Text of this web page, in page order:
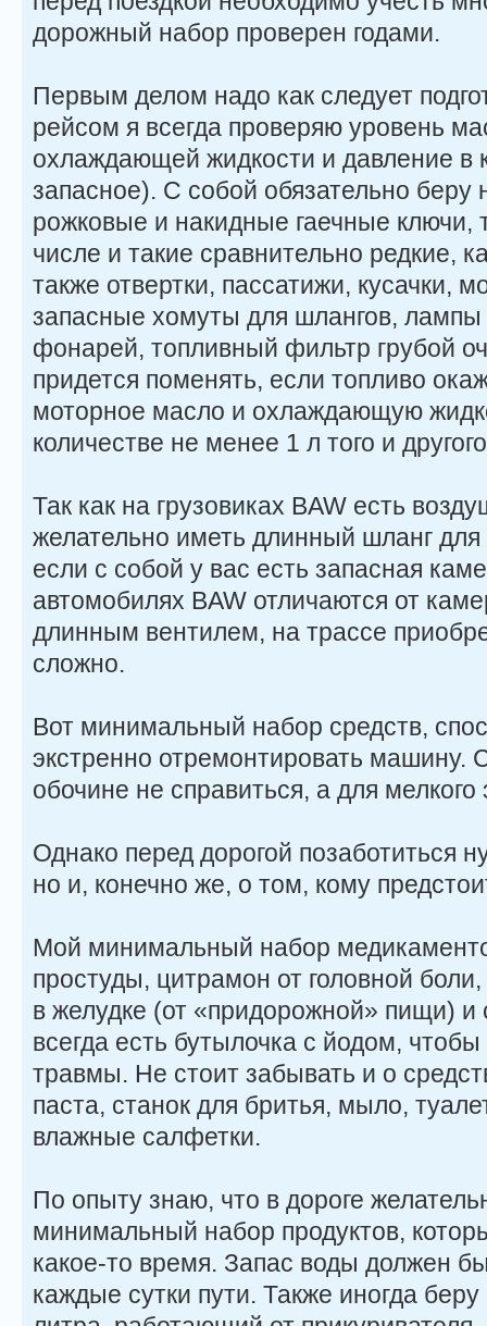
дорожный набор проверен годами.
Первым делом надо как следует
рейсом я всегда проверяю уровень
охлаждающей жидкости и давление в
запасное). С собой обязательно
рожковые и накидные гаечные ключи,
числе и такие сравнительно редкие,
также отвертки, пассатижи, кусачки,
запасные хомуты для шлангов,
фонарей, топливный фильтр грубой
придется поменять, если топливо
моторное масло и охлаждающую
количестве не менее 1 л того и
Так как на грузовиках BAW есть
желательно иметь длинный шланг
если с собой у вас есть запасная
автомобилях BAW отличаются от
длинным вентилем, на трассе
сложно.
Вот минимальный набор средств,
экстренно отремонтировать
обочине не справиться, а для мелкого
Однако перед дорогой позаботиться
но и, конечно же, о том, кому
Мой минимальный набор
простуды, цитрамон от головной
в желудке (от «придорожной» пищи)
всегда есть бутылочка с йодом,
травмы. Не стоит забывать и о
паста, станок для бритья, мыло,
влажные салфетки.
По опыту знаю, что в дороге
минимальный набор продуктов,
какое-то время. Запас воды должен
каждые сутки пути. Также иногда